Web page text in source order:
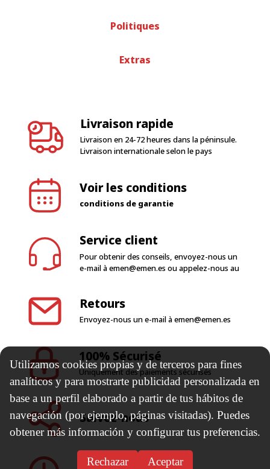
Politiques
Extras
Livraison rapide
Livraison en 24-72 heures dans la péninsule.
Livraison internationale selon le pays
Voir les conditions
conditions de garantie
Service client
Pour obtenir des conseils, envoyez-nous un
e-mail àemen@emen.es ou appelez-nous au
Retours
Envoyez-nous un e-mail àemen@emen.es
100% Sécurisé
Uniquement des paiements sécurisés
Suivez-nous
Utilizamos cookies propias y de terceros para fines
analíticos y para mostrarte publicidad personalizada en
base a un perfil elaborado a partir de tus hábitos de
navegación (por ejemplo, páginas visitadas). Puedes
obtener más información y configurar tus preferencias.
Rechazar Aceptar